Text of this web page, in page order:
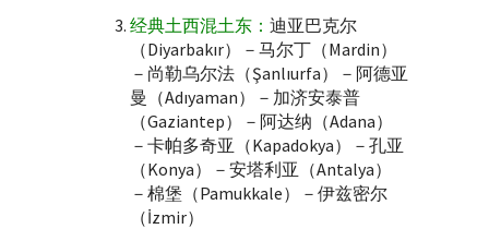
经典土西混土东： 迪亚巴克尔
（Diyarbakır）－马尔丁（Mardin）
－尚勒乌尔法（Şanlıurfa）－阿德亚
曼（Adıyaman）－加济安泰普
（Gaziantep）－阿达纳（Adana）
－卡帕多奇亚（Kapadokya）－孔亚
（Konya）－安塔利亚（Antalya）
－棉堡（Pamukkale）－伊兹密尔
（İzmir）